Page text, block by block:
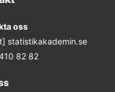
oss
statistikakademin.se
82 82